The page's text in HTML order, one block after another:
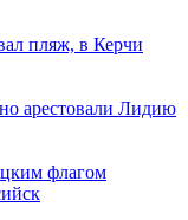
пляж, в Керчи
арестовали Лидию
флагом